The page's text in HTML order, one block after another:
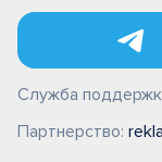
Служба
Партнерство: